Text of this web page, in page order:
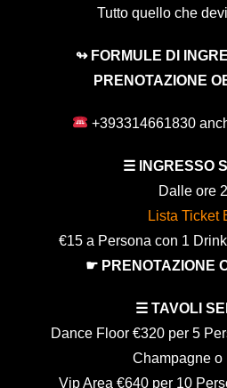
Tutto quello che
↬ FORMULE DI
PRENOTAZIONE
+393314661830
☰ INGRESSO
Dalle ore
Lista Ticket
€15 a Persona con 1
☛ PRENOTAZIONE
☰ TAVOLI
Dance Floor €320 per 5
Champagne o
Vip Area €640 per 10